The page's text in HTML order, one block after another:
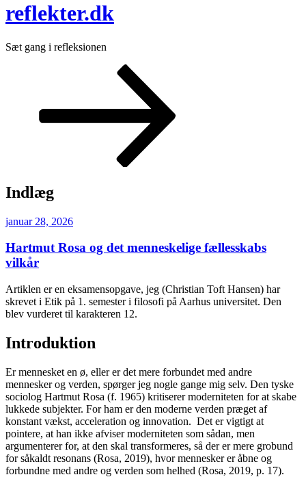
reflekter.dk
Sæt gang i refleksionen
Indlæg
Udgivet
januar 28, 2026
Hartmut Rosa og det menneskelige fællesskabs
vilkår
Artiklen er en eksamensopgave, jeg (Christian Toft Hansen) har
skrevet i Etik på 1. semester i filosofi på Aarhus universitet. Den
blev vurderet til karakteren 12.
Introduktion
Er mennesket en ø, eller er det mere forbundet med andre
mennesker og verden, spørger jeg nogle gange mig selv. Den tyske
sociolog Hartmut Rosa (f. 1965) kritiserer moderniteten for at skabe
lukkede subjekter. For ham er den moderne verden præget af
konstant vækst, acceleration og innovation. Det er vigtigt at
pointere, at han ikke afviser moderniteten som sådan, men
argumenterer for, at den skal transformeres, så der er mere grobund
for såkaldt resonans (Rosa, 2019), hvor mennesker er åbne og
forbundne med andre og verden som helhed (Rosa, 2019, p. 17).